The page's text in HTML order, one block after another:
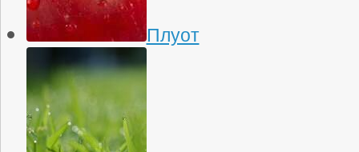
Плуот